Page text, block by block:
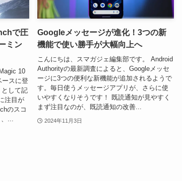
で圧
ミン
10
ースに登
して記
注目が
のスコ
...
Googleメッセージが進化！3つの新
機能で使い勝手が大幅向上へ
こんにちは、スマガジェ編集部です。 Android
Authorityの最新調査によると、Googleメッセ
ージに3つの便利な新機能が追加されるようで
す。毎日使うメッセージアプリが、さらに使
いやすくなりそうです！ 既読通知が見やすく
まず注目なのが、既読通知の改善...
2024年11月3日